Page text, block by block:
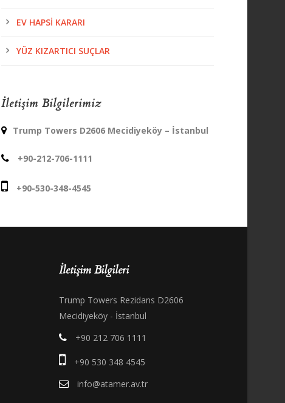
EV HAPSI KARARI
YÜZ KIZARTICI SUÇLAR
İletişim Bilgilerimiz
Trump Towers D2606 Mecidiyeköy – İstanbul
+90-212-706-1111
+90-530-348-4545
İletişim Bilgileri
Trump Towers Rezidans D2606
Mecidiyeköy - İstanbul
+90 212 706 1111
+90 530 348 4545
info@atamer.av.tr